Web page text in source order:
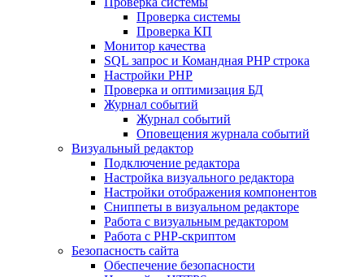
Проверка системы
Проверка КП
Монитор качества
SQL запрос и Командная PHP строка
Настройки PHP
Проверка и оптимизация БД
Журнал событий
Журнал событий
Оповещения журнала событий
Визуальный редактор
Подключение редактора
Настройка визуального редактора
Настройки отображения компонентов
Сниппеты в визуальном редакторе
Работа с визуальным редактором
Работа с PHP-скриптом
Безопасность сайта
Обеспечение безопасности